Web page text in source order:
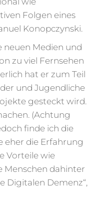
Folgen eines
Konopczynski.
neuen Medien und
zu viel Fernsehen
hat er zum Teil
und Jugendliche
gesteckt wird.
(Achtung
finde ich die
eher die Erfahrung
Vorteile wie
Menschen dahinter
Digitalen Demenz“,